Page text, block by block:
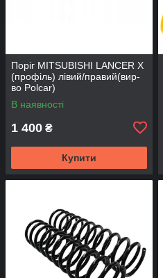
Поріг MITSUBISHI LANCER Х
(профіль) лівий/правий(вир-
во Polcar)
В наявності
1 400 ₴
Купити